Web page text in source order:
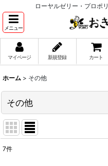
ローヤルゼリー・プロポ
メニュー
マイページ 新規登録 カート
ホーム > その他
その他
7件